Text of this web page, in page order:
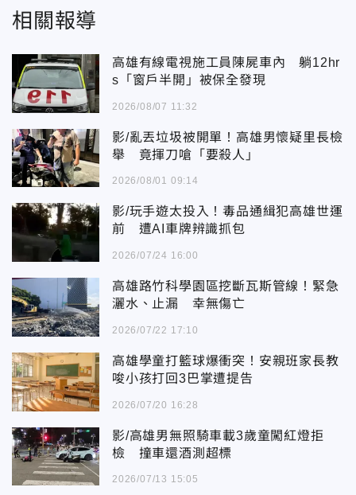
相關報導
高雄有線電視施工員陳屍車內 躺12hr
s「窗戶半開」被保全發現
2026/08/07 11:32
影/亂丟垃圾被開單！高雄男懷疑里長檢
舉 竟揮刀嗆「要殺人」
2026/08/01 09:14
影/玩手遊太投入！毒品通緝犯高雄世運
前 遭AI車牌辨識抓包
2026/07/24 16:00
高雄路竹科學園區挖斷瓦斯管線！緊急
灑水、止漏 幸無傷亡
2026/07/22 17:10
高雄學童打籃球爆衝突！安親班家長教
唆小孩打回3巴掌遭提告
2026/07/20 16:28
影/高雄男無照騎車載3歲童闖紅燈拒
檢 撞車還酒測超標
2026/07/13 15:05